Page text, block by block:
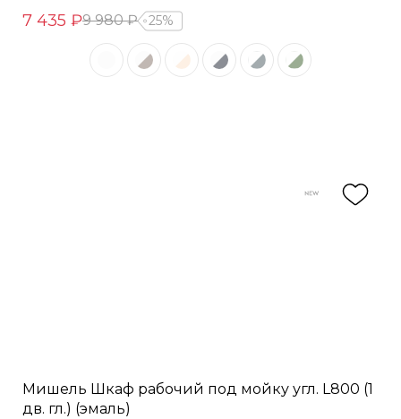
7 435 ₽9 980 ₽ 25%
Мишель Шкаф рабочий под мойку угл. L800 (1
дв. гл.) (эмаль)